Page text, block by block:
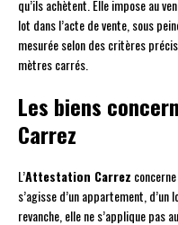
qu’ils achètent. Elle impose au
lot dans l’acte de vente, sous
mesurée selon des critères
mètres carrés.
Les biens
Carrez
L’Attestation Carrez
s’agisse d’un appartement, d’un
revanche, elle ne s’applique pas